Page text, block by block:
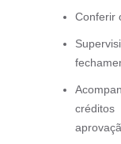
Conferir